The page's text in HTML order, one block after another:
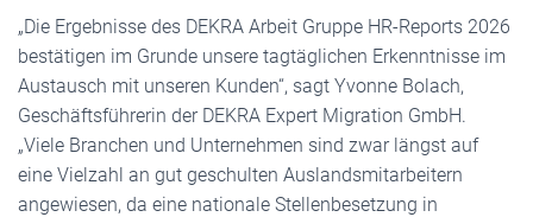
„Die Ergebnisse des DEKRA Arbeit Gruppe HR-Reports 2026
bestätigen im Grunde unsere tagtäglichen Erkenntnisse im
Austausch mit unseren Kunden“, sagt Yvonne Bolach,
Geschäftsführerin der DEKRA Expert Migration GmbH.
„Viele Branchen und Unternehmen sind zwar längst auf
eine Vielzahl an gut geschulten Auslandsmitarbeitern
angewiesen, da eine nationale Stellenbesetzung in